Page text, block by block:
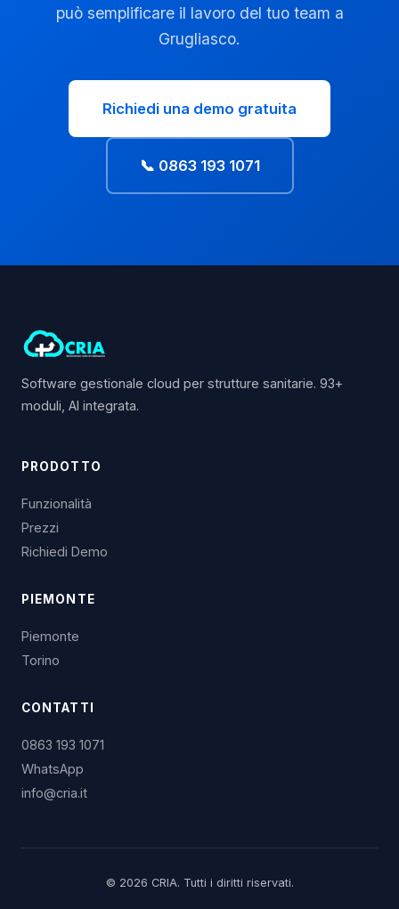
può semplificare il lavoro del tuo team a
Grugliasco.
Richiedi una demo gratuita
📞 0863 193 1071
Software gestionale cloud per strutture sanitarie. 93+
moduli, AI integrata.
PRODOTTO
Funzionalità
Prezzi
Richiedi Demo
PIEMONTE
Piemonte
Torino
CONTATTI
0863 193 1071
WhatsApp
info@cria.it
© 2026 CRIA. Tutti i diritti riservati.